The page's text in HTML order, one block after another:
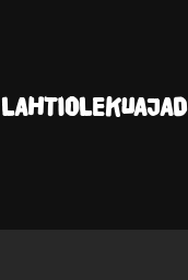
LAHTIOLEKUAJAD